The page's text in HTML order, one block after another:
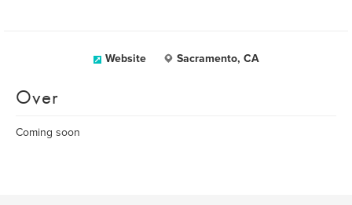
Website Sacramento, CA
Over
Coming soon